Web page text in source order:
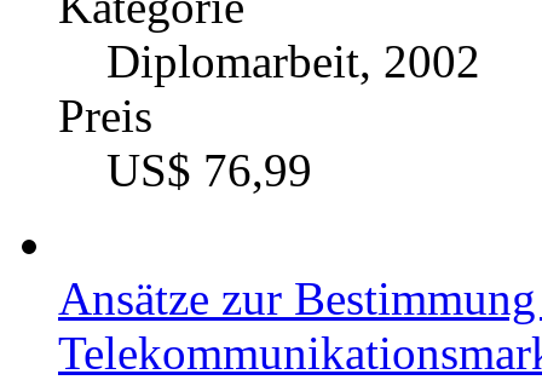
Diplomarbeit, 2002
Preis
US$ 76,99
Ansätze zur